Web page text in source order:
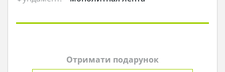
Отримати подарунок